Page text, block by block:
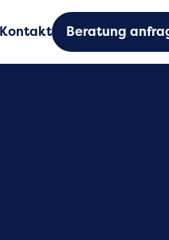
Kontakt Beratung